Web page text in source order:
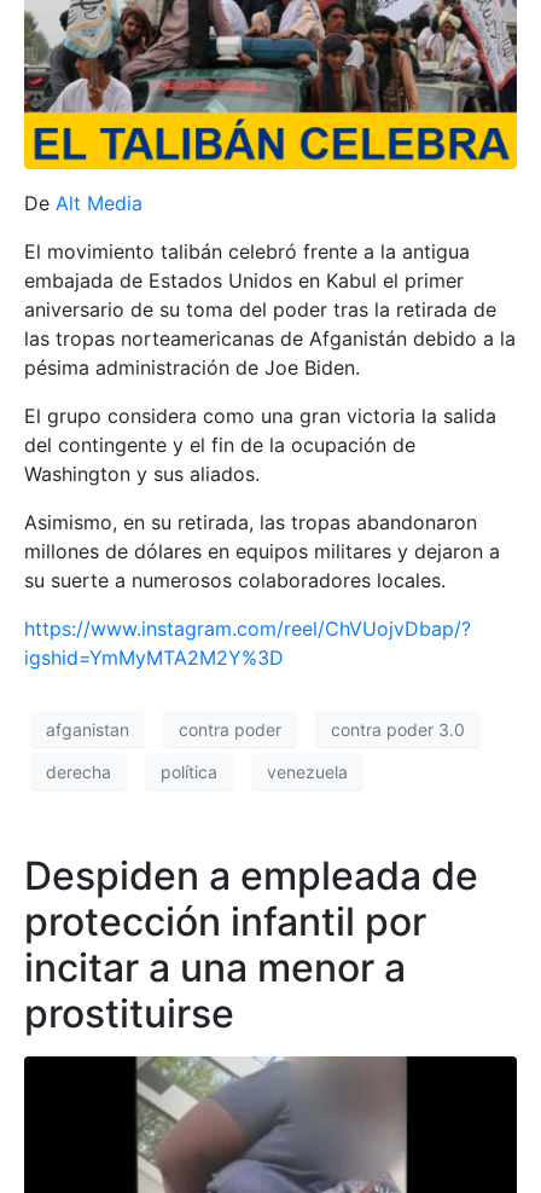
De Alt Media
El movimiento talibán celebró frente a la antigua
embajada de Estados Unidos en Kabul el primer
aniversario de su toma del poder tras la retirada de
las tropas norteamericanas de Afganistán debido a la
pésima administración de Joe Biden.
El grupo considera como una gran victoria la salida
del contingente y el fin de la ocupación de
Washington y sus aliados.
Asimismo, en su retirada, las tropas abandonaron
millones de dólares en equipos militares y dejaron a
su suerte a numerosos colaboradores locales.
https://www.instagram.com/reel/ChVUojvDbap/?
igshid=YmMyMTA2M2Y%3D
afganistan contra poder contra poder 3.0
derecha política venezuela
Despiden a empleada de
protección infantil por
incitar a una menor a
prostituirse